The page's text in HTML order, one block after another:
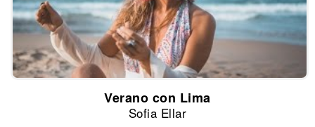
Verano con Lima
Sofia Ellar